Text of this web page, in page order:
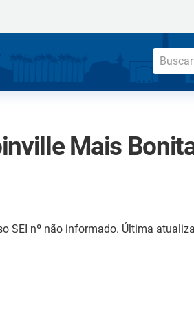
Mais
SEI nº não informado. Última